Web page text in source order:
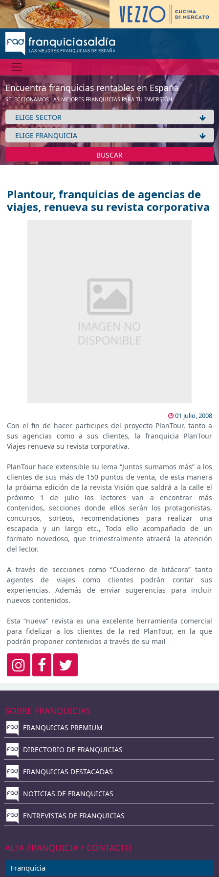
Encuentra franquicias rentables en España
SELECCIONAMOS LAS MEJORES FRANQUICIAS PARA TU INVERSIÓN
BUSCAR
Plantour, franquicias de agencias de
viajes, renueva su revista corporativa
01 julio, 2008
Con el fin de hacer participes del proyecto PlanTour, tanto a
sus agencias como a sus clientes, la franquicia PlanTour
Viajes renueva su revista corporativa.
PlanTour hace extensible su lema “Juntos sumamos más” a los
clientes de sus más de 150 puntos de venta, de esta manera
la próxima edición de la revista Visión que saldrá a la calle el
próximo 1 de julio los lectores van a encontrar más
contenidos, secciones donde ellos serán los protagonistas,
concursos, sorteos, recomendaciones para realizar una
escapada y un largo etc., Todo ello acompañado de un
formato novedoso, que trimestralmente atraerá la atención
del lector.
A través de secciones como “Cuaderno de bitácora” tanto
agentes de viajes como clientes podrán contar sus
experiencias. Además de enviar sugerencias para incluir
nuevos contenidos.
Esta “nueva” revista es una excelente herramienta comercial
para fidelizar a los clientes de la red PlanTour, en la que
podrán proponer contenidos a través de su mail
SOBRE FRANQUICIAS
FRANQUICIAS PREMIUM
DIRECTORIO DE FRANQUICIAS
FRANQUICIAS DESTACADAS
NOTICIAS DE FRANQUICIAS
ENTREVISTAS DE FRANQUICIAS
ALTA FRANQUICIA / CONTACTO